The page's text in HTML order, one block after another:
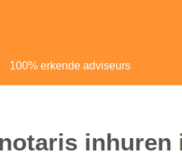
100% erkende adviseurs
inhuren